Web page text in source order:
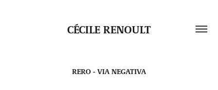
CÉCILE RENOULT
RERO - VIA NEGATIVA